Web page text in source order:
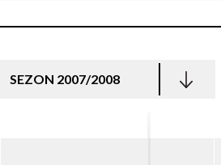
SEZON 2007/2008